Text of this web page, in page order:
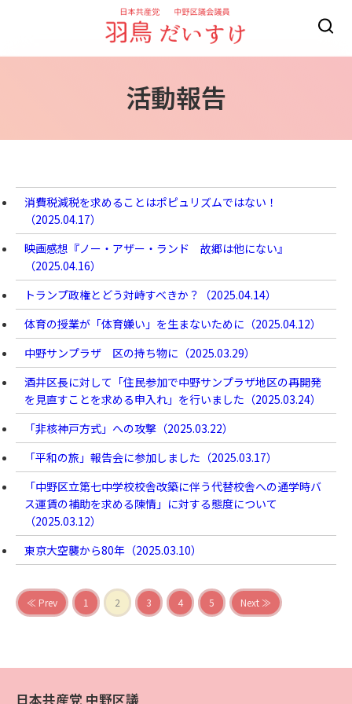
活動報告
消費税減税を求めることはポピュリズムではない！
（2025.04.17）
映画感想『ノー・アザー・ランド 故郷は他にない』
（2025.04.16）
トランプ政権とどう対峙すべきか？（2025.04.14）
体育の授業が「体育嫌い」を生まないために（2025.04.12）
中野サンプラザ 区の持ち物に（2025.03.29）
酒井区長に対して「住民参加で中野サンプラザ地区の再開発
を見直すことを求める申入れ」を行いました（2025.03.24）
「非核神戸方式」への攻撃（2025.03.22）
「平和の旅」報告会に参加しました（2025.03.17）
「中野区立第七中学校校舎改築に伴う代替校舎への通学時バ
ス運賃の補助を求める陳情」に対する態度について
（2025.03.12）
東京大空襲から80年（2025.03.10）
≪ Prev 1 2 3 4 5 Next ≫
日本共産党 中野区議